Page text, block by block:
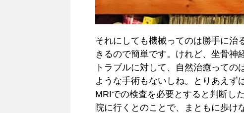
それにしても機械ってのは勝手に治
きるので簡単です。けれど、坐骨神
トラブルに対して、自然治癒って
ような手術もないしね。とりあえず
MRIでの検査を必要とすると判断し
院に行くとのことで、まともに歩け